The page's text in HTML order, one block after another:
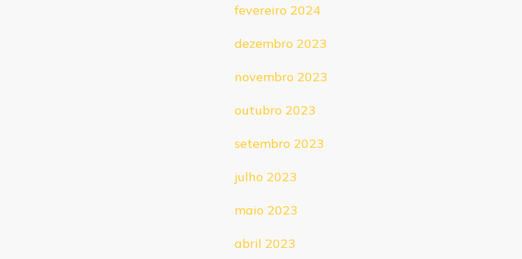
fevereiro 2024
dezembro 2023
novembro 2023
outubro 2023
setembro 2023
julho 2023
maio 2023
abril 2023